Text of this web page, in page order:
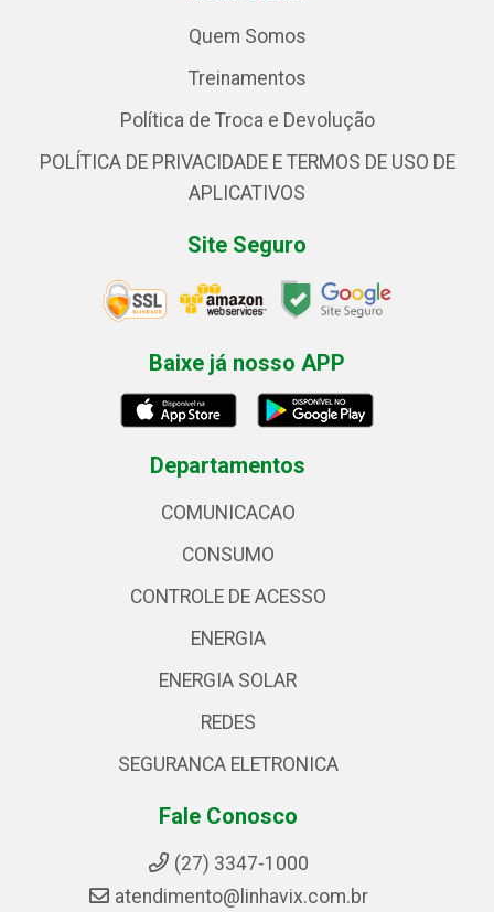
Quem Somos
Treinamentos
Política de Troca e Devolução
POLÍTICA DE PRIVACIDADE E TERMOS DE USO DE
APLICATIVOS
Site Seguro
Baixe já nosso APP
Departamentos
COMUNICACAO
CONSUMO
CONTROLE DE ACESSO
ENERGIA
ENERGIA SOLAR
REDES
SEGURANCA ELETRONICA
Fale Conosco
(27) 3347-1000
atendimento@linhavix.com.br